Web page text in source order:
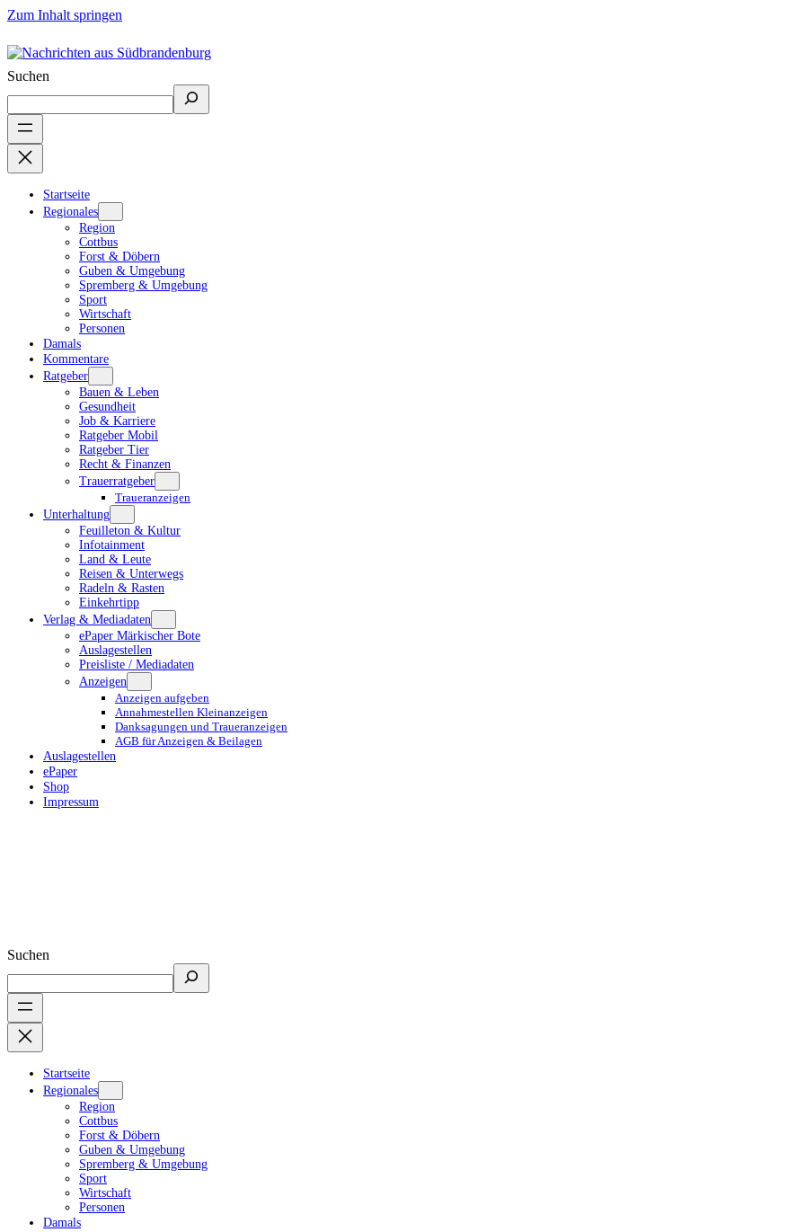
Zum Inhalt springen
Suchen
Startseite
Regionales
Region
Cottbus
Forst & Döbern
Guben & Umgebung
Spremberg & Umgebung
Sport
Wirtschaft
Personen
Damals
Kommentare
Ratgeber
Bauen & Leben
Gesundheit
Job & Karriere
Ratgeber Mobil
Ratgeber Tier
Recht & Finanzen
Trauerratgeber
Traueranzeigen
Unterhaltung
Feuilleton & Kultur
Infotainment
Land & Leute
Reisen & Unterwegs
Radeln & Rasten
Einkehrtipp
Verlag & Mediadaten
ePaper Märkischer Bote
Auslagestellen
Preisliste / Mediadaten
Anzeigen
Anzeigen aufgeben
Annahmestellen Kleinanzeigen
Danksagungen und Traueranzeigen
AGB für Anzeigen & Beilagen
Auslagestellen
ePaper
Shop
Impressum
Suchen
Startseite
Regionales
Region
Cottbus
Forst & Döbern
Guben & Umgebung
Spremberg & Umgebung
Sport
Wirtschaft
Personen
Damals